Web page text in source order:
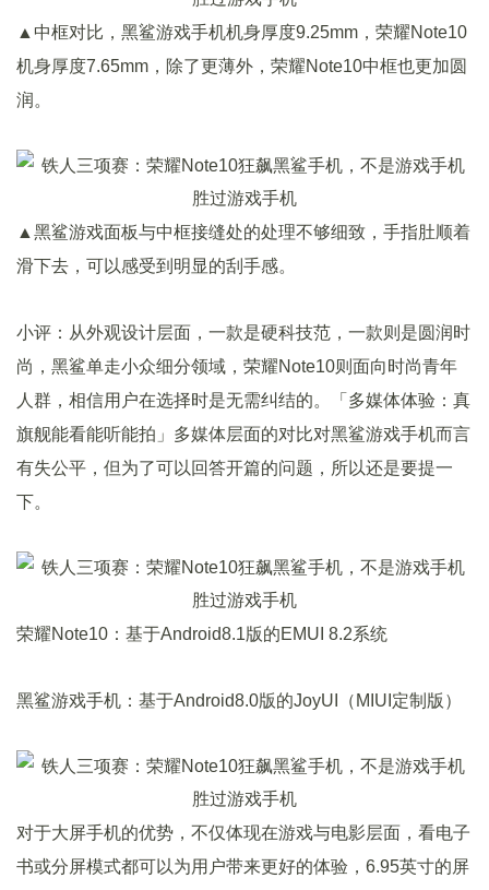
▲中框对比，黑鲨游戏手机机身厚度9.25mm，荣耀Note10
机身厚度7.65mm，除了更薄外，荣耀Note10中框也更加圆
润。
▲黑鲨游戏面板与中框接缝处的处理不够细致，手指肚顺着
滑下去，可以感受到明显的刮手感。
小评：从外观设计层面，一款是硬科技范，一款则是圆润时
尚，黑鲨单走小众细分领域，荣耀Note10则面向时尚青年
人群，相信用户在选择时是无需纠结的。「多媒体体验：真
旗舰能看能听能拍」多媒体层面的对比对黑鲨游戏手机而言
有失公平，但为了可以回答开篇的问题，所以还是要提一
下。
荣耀Note10：基于Android8.1版的EMUI 8.2系统
黑鲨游戏手机：基于Android8.0版的JoyUI（MIUI定制版）
对于大屏手机的优势，不仅体现在游戏与电影层面，看电子
书或分屏模式都可以为用户带来更好的体验，6.95英寸的屏